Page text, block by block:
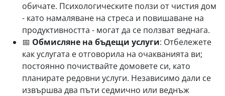
обичате. Психологическите ползи от чистия дом
- като намаляване на стреса и повишаване на
продуктивността - могат да се ползват веднага.
📅 Обмисляне на бъдещи услуги: Отбележете
как услугата е отговорила на очакванията ви;
постоянно почиствайте домовете си, като
планирате редовни услуги. Независимо дали се
извършва два пъти седмично или веднъж